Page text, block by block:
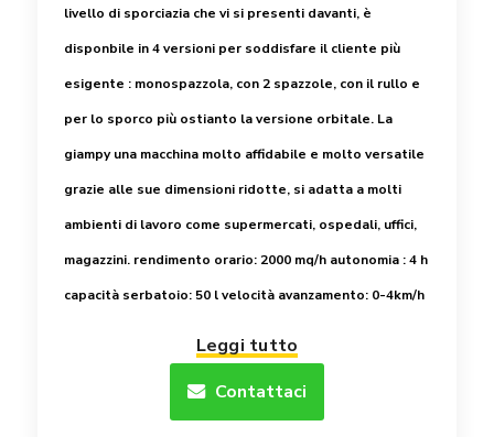
livello di sporciazia che vi si presenti davanti, è
disponbile in 4 versioni per soddisfare il cliente più
esigente : monospazzola, con 2 spazzole, con il rullo e
per lo sporco più ostianto la versione orbitale. La
giampy una macchina molto affidabile e molto versatile
grazie alle sue dimensioni ridotte, si adatta a molti
ambienti di lavoro come supermercati, ospedali, uffici,
magazzini. rendimento orario: 2000 mq/h autonomia : 4 h
capacità serbatoio: 50 l velocità avanzamento: 0-4km/h
Leggi tutto
Contattaci